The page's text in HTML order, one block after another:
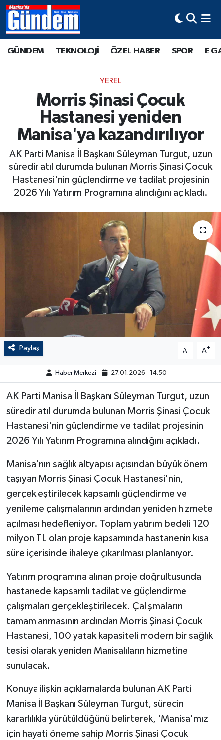
GÜNDEM TEKNOLOJİ ÖZEL HABER SPOR E
YEREL
Morris Şinasi Çocuk
Hastanesi yeniden
Manisa'ya kazandırılıyor
AK Parti Manisa İl Başkanı Süleyman Turgut, uzun
süredir atıl durumda bulunan Morris Şinasi Çocuk
Hastanesi'nin güçlendirme ve tadilat projesinin
2026 Yılı Yatırım Programına alındığını açıkladı.
Paylaş A- A+
Haber Merkezi 27.01.2026 - 14:50
AK Parti Manisa İl Başkanı Süleyman Turgut, uzun
süredir atıl durumda bulunan Morris Şinasi Çocuk
Hastanesi'nin güçlendirme ve tadilat projesinin
2026 Yılı Yatırım Programına alındığını açıkladı.
Manisa'nın sağlık altyapısı açısından büyük önem
taşıyan Morris Şinasi Çocuk Hastanesi'nin,
gerçekleştirilecek kapsamlı güçlendirme ve
yenileme çalışmalarının ardından yeniden hizmete
açılması hedefleniyor. Toplam yatırım bedeli 120
milyon TL olan proje kapsamında hastanenin kısa
süre içerisinde ihaleye çıkarılması planlanıyor.
Yatırım programına alınan proje doğrultusunda
hastanede kapsamlı tadilat ve güçlendirme
çalışmaları gerçekleştirilecek. Çalışmaların
tamamlanmasının ardından Morris Şinasi Çocuk
Hastanesi, 100 yatak kapasiteli modern bir sağlık
tesisi olarak yeniden Manisalıların hizmetine
sunulacak.
Konuya ilişkin açıklamalarda bulunan AK Parti
Manisa İl Başkanı Süleyman Turgut, sürecin
kararlılıkla yürütüldüğünü belirterek, 'Manisa'mız
için hayati öneme sahip Morris Şinasi Çocuk
Manisa Hava Durumu
Tüm Manşetler
Son Dakika Haberleri
Haber Arşivi